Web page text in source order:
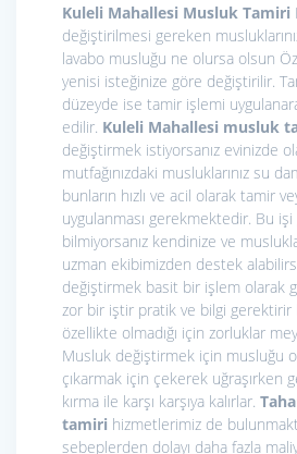
Kuleli Mahallesi Musluk Tamiri
değiştirilmesi gereken
lavabo musluğu ne olursa olsun
yenisi isteğinize göre değiştirilir.
düzeyde ise tamir işlemi
edilir. Kuleli Mahallesi musluk
değiştirmek istiyorsanız evinizde
mutfağınızdaki musluklarınız su
bunların hızlı ve acil olarak tamir
uygulanması gerekmektedir. Bu
bilmiyorsanız kendinize ve
uzman ekibimizden destek
değiştirmek basit bir işlem olarak
zor bir iştir pratik ve bilgi gerektirir
özellikte olmadığı için zorluklar
Musluk değiştirmek için musluğu
çıkarmak için çekerek uğraşırken
kırma ile karşı karşıya kalırlar.
tamiri hizmetlerimiz de
sebeplerden dolayı daha fazla